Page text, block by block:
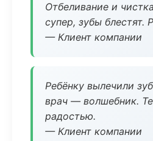
Отбеливание и
супер, зубы блестят.
— Клиент компании
Ребёнку вылечили
врач — волшебник.
радостью.
— Клиент компании